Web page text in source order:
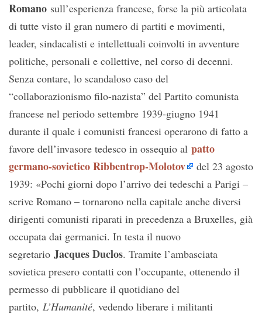
Romano sull’esperienza francese, forse la più articolata
di tutte visto il gran numero di partiti e movimenti,
leader, sindacalisti e intellettuali coinvolti in avventure
politiche, personali e collettive, nel corso di decenni.
Senza contare, lo scandaloso caso del
“collaborazionismo filo-nazista” del Partito comunista
francese nel periodo settembre 1939-giugno 1941
durante il quale i comunisti francesi operarono di fatto a
favore dell’invasore tedesco in ossequio al patto
germano-sovietico Ribbentrop-Molotov
del 23 agosto
1939: «Pochi giorni dopo l’arrivo dei tedeschi a Parigi –
scrive Romano – tornarono nella capitale anche diversi
dirigenti comunisti riparati in precedenza a Bruxelles, già
occupata dai germanici. In testa il nuovo
segretario Jacques Duclos. Tramite l’ambasciata
sovietica presero contatti con l’occupante, ottenendo il
permesso di pubblicare il quotidiano del
partito, L’Humanité, vedendo liberare i militanti